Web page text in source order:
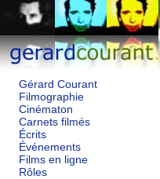
Gérard Courant
Filmographie
Cinématon
Carnets filmés
Écrits
Événements
Films en ligne
Rôles